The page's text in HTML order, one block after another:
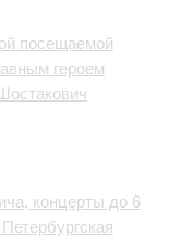
посещаемой
героем
концерты до 6